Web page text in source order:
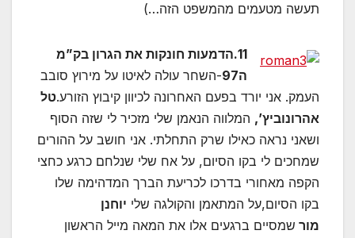
תעשה מטעמים מהמשפט הזה…)
11.הדמעות חונקות את הגרון בק”מ
ה97
-השחר עולה לאיטו על מירוץ סובב
העמק. אני יורד בפעם האחרונה לכיוון קיבוץ הזורע.טל
אהרונוביץ’, המלווה הנאמן שלי מזכיר לי שזה הסוף
ושאני נראה כאילו שרק התחלתי. אני חושב על ההורים
שמחכים לי בקו הסיום, על אח שלי שנלחם כרגע כחצי
הקפה מאחורי בדרכו לכריעת הברך המדהימה שלו
בקו הסיום,על המתאמן והקולגה שלי יוחנן
מור שמסיים ברגעים אלו את המאה מייל הראשון